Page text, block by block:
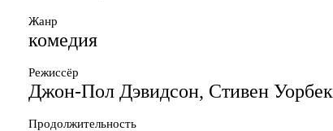
Жанр
комедия
Режиссёр
Джон-Пол Дэвидсон, Стивен Уорбек
Продолжительность